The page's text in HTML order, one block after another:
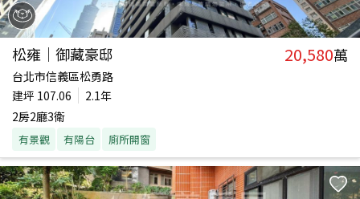
松雍｜御藏豪邸 20,580萬
台北市信義區松勇路
建坪 107.06
2.1年
2房2廳3衛
有景觀 有陽台 廁所開窗